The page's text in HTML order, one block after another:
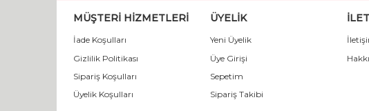
MÜŞTERİ HİZMETLERİ
İade Koşulları
Gizlilik Politikası
Sipariş Koşulları
Üyelik Koşulları
ÜYELİK
Yeni Üyelik
Üye Girişi
Sepetim
Sipariş Takibi